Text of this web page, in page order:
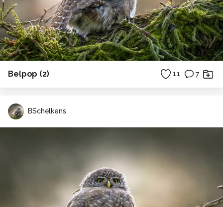
Belpop (2) 11 7
BSchelkens